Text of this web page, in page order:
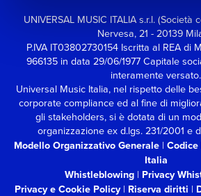
UNIVERSAL MUSIC ITALIA s.r.l.
Nervesa, 21 - 20139
P.IVA IT03802730154 Iscritta al REA di
966135 in data 29/06/1977Capitale
interamente versato.
Universal Music Italia, nel rispetto delle
corporate compliance ed al fine di
gli stakeholders,si è dotata di un
organizzazione ex d.lgs. 231/2001 e
Modello Organizzativo Generale |
Italia
Whistleblowing | Privacy
Privacy e Cookie Policy| Riserva diritti |